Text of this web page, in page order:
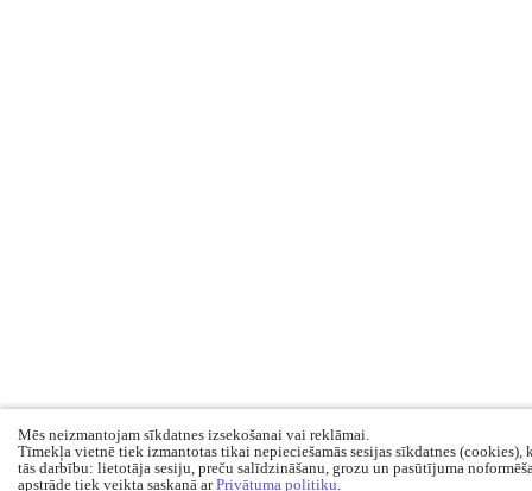
Mēs neizmantojam sīkdatnes izsekošanai vai reklāmai.
Tīmekļa vietnē tiek izmantotas tikai nepieciešamās sesijas sīkdatnes (cookies),
tās darbību: lietotāja sesiju, preču salīdzināšanu, grozu un pasūtījuma
apstrāde tiek veikta saskaņā arPrivātuma politiku.